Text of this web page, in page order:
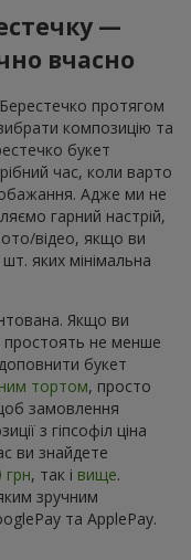
—
вчасно
протягом
композицію та
букет
час, коли варто
Адже ми не
гарний настрій,
відео, якщо ви
яких мінімальна
Якщо ви
простоять не менше
букет
тортом, просто
замовлення
з гіпсофіл ціна
ви знайдете
грн, так і вище.
зручним
та ApplePay.